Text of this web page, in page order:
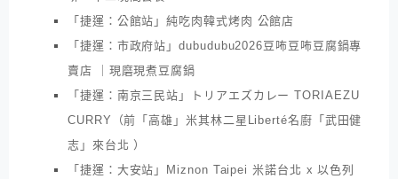
「捷運：公館站」純吃肉韓式烤肉 公館店
「捷運：市政府站」dubudubu2026豆咘豆咘豆腐鍋專
賣店 ｜現磨現煮豆腐鍋
「捷運：南京三民站」トリアエズカレー TORIAEZU
CURRY（前「高雄」米其林二星Liberté名廚「武田健
志」來台北 ）
「捷運：大安站」Miznon Taipei 米諾台北 x 以色列